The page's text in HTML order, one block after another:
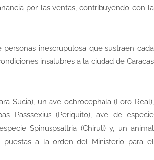
por las ventas, contribuyendo con la
inescrupulosa que sustraen cada
insalubres a la ciudad de Caracas
Sucia), un ave ochrocephala (Loro Real),
Passsexius (Periquito), ave de especie
Spinuspsaltria (Chiruli) y, un animal
puestas a la orden del Ministerio para el